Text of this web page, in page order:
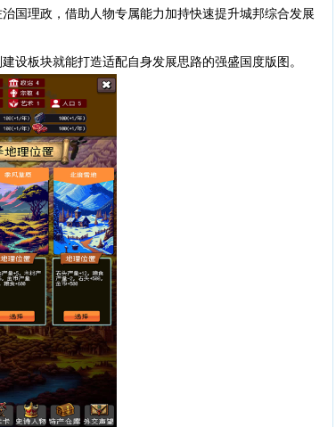
理政，借助人物专属能力加持快速提升城邦综合发展
板块就能打造适配自身发展思路的强盛国度版图。